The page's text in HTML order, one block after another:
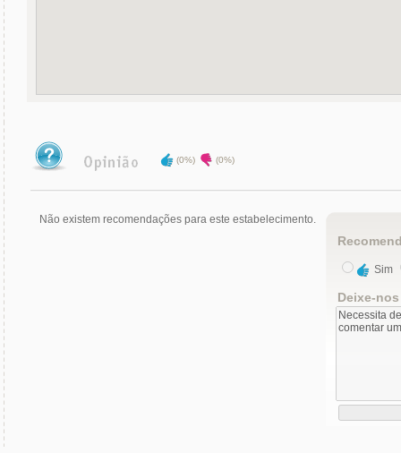
(0%) (0%)
Não existem recomendações para este estabelecimento.
Sim
Deixe-